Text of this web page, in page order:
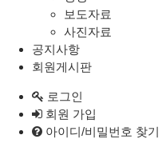
보도자료
사진자료
공지사항
회원게시판
로그인
회원 가입
아이디/비밀번호 찾기